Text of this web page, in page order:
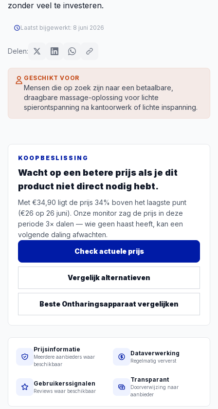
zonder veel te investeren.
Laatst bijgewerkt: 8 juni 2026
Delen:
GESCHIKT VOOR
Mensen die op zoek zijn naar een betaalbare,
draagbare massage-oplossing voor lichte
spierontspanning na kantoorwerk of lichte inspanning.
KOOPBESLISSING
Wacht op een betere prijs als je dit
product niet direct nodig hebt.
Met €34,90 ligt de prijs 34% boven het laagste punt
(€26 op 26 juni). Onze monitor zag de prijs in deze
periode 3× dalen — wie geen haast heeft, kan een
volgende daling afwachten.
Check actuele prijs
Vergelijk alternatieven
Beste Ontharingsapparaat vergelijken
Prijsinformatie
Meerdere aanbieders waar
beschikbaar
Dataverwerking
Regelmatig ververst
Gebruikerssignalen
Reviews waar beschikbaar
Transparant
Doorverwijzing naar
aanbieder